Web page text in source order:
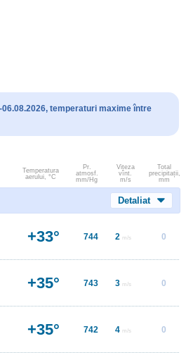
temperaturi maxime între
Temperatura
aerului, °C
Pr.
atmosf.
mm/Hg
Viteza
vînt.
m/s
Total
precipitații,
mm
Detaliat
+33° 744 2 m/s 0
+35° 743 3 m/s 0
+35° 742 4 m/s 0